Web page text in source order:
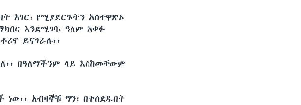
አገር፣ የሚያደርጉትን አስተዋጽኦ
እንደሚገባ፣ ዓለም አቀፉ
ይናገራሉ፡፡
በዓለማችንም ላይ እስከመቸውም
አብዛኞቹ ግን፣ በተሰደዱበት